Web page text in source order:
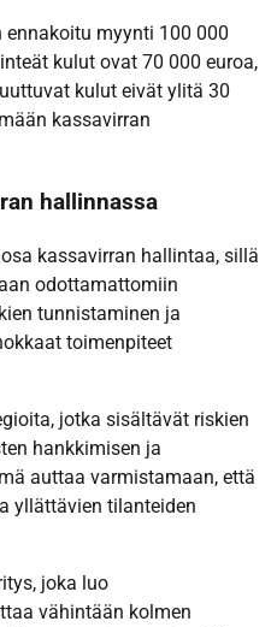
ennakoitu myynti 100 000
kulut ovat 70 000 euroa,
kulut eivät ylitä 30
kassavirran
hallinnassa
kassavirran hallintaa, sillä
odottamattomiin
tunnistaminen ja
toimenpiteet
jotka sisältävät riskien
hankkimisen ja
auttaa varmistamaan, että
yllättävien tilanteiden
joka luo
vähintään kolmen